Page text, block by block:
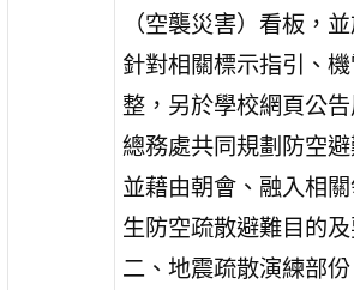
（空襲災害）看板，
針對相關標示指引、
整，另於學校網頁公
總務處共同規劃防空
並藉由朝會、融入相
生防空疏散避難目的
二、地震疏散演練部份